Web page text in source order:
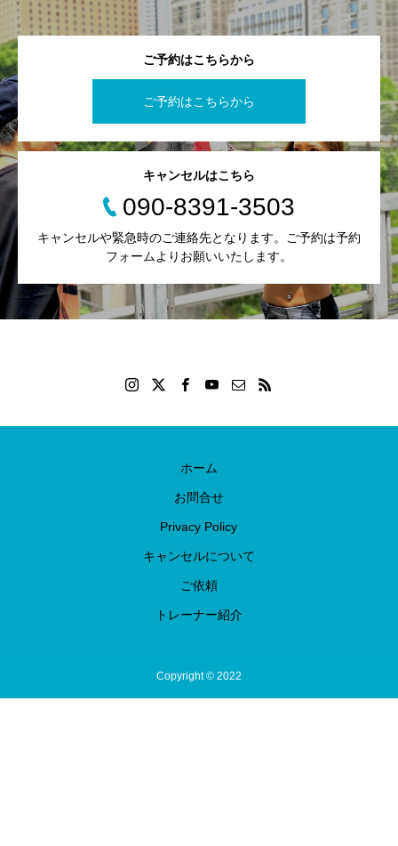
ご予約はこちらから
ご予約はこちらから
キャンセルはこちら
090-8391-3503
キャンセルや緊急時のご連絡先となります。ご予約は予約
フォームよりお願いいたします。
ホーム
お問合せ
Privacy Policy
キャンセルについて
ご依頼
トレーナー紹介
Copyright © 2022